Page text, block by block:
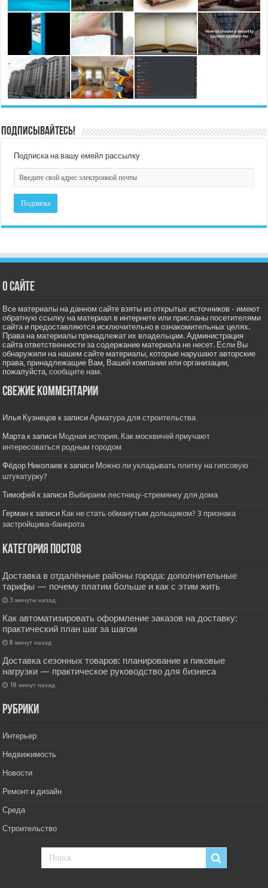
Подписывайтесь!
Подписка на вашу емейл рассылку
О сайте
Все материалы на данном сайте взяты из открытых источников - имеют
обратную ссылку на материал в интернете или присланы посетителями
сайта и предоставляются исключительно в ознакомительных целях.
Права на материалы принадлежат их владельцам. Администрация
сайта ответственности за содержание материала не несет. Если Вы
обнаружили на нашем сайте материалы, которые нарушают авторские
права, принадлежащие Вам, Вашей компании или организации,
пожалуйста,сообщите нам.
Свежие комментарии
Илья Кузнецов к записиАрматура для строительства
Марта к записи Модная история. Как москвичей приучают
интересоваться родным городом
Фёдор Николаев к записи Можно ли укладывать плитку на гипсовую
штукатурку?
Тимофей к записи Выбираем лестницу-стремянку для дома
Герман к записи Как не стать обманутым дольщиком? 3 признака
застройщика-банкрота
Категория постов
Доставка в отдалённые районы города: дополнительные
тарифы — почему платим больше и как с этим жить
3 минуты назад
Как автоматизировать оформление заказов на доставку:
практический план шаг за шагом
8 минут назад
Доставка сезонных товаров: планирование и пиковые
нагрузки — практическое руководство для бизнеса
18 минут назад
РУбрики
Интерьер
Недвижимость
Новости
Ремонт и дизайн
Среда
Строительство